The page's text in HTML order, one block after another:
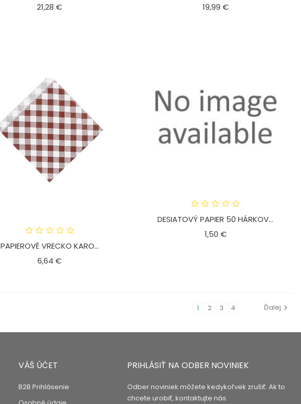
21,28 €Cena
19,99 €Cena
PAPIEROVÉ VRECKO KARO...
6,64 €Cena
DESIATOVÝ PAPIER 50 HÁRKOV...
1,50 €Cena
1 2 3 4 Ďalej
VÁŠ ÚČET
B2B Prihlásenie
PRIHLÁSIŤ NA ODBER NOVINIEK
Odber noviniek môžete kedykoľvek zrušiť. Ak to
chcete urobiť, kontaktujte nás.